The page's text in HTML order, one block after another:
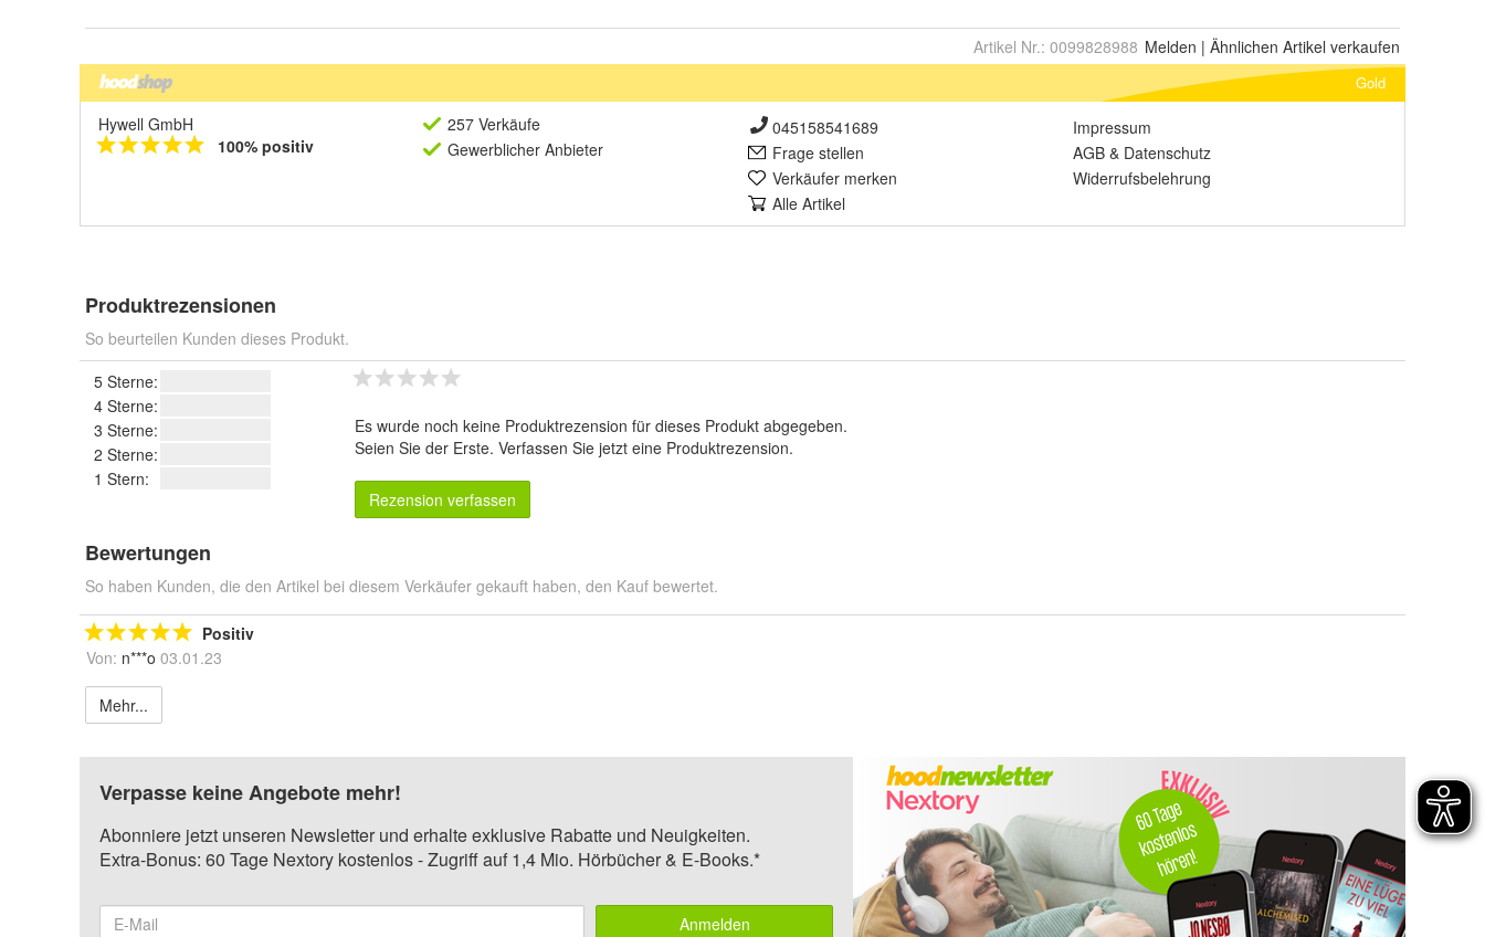
Artikel Nr.: 0099828988 Melden | Ähnlichen Artikel verkaufen
Gold
Hywell GmbH
100% positiv
257 Verkäufe
Gewerblicher Anbieter
045158541689
Frage stellen
Verkäufer merken
Alle Artikel
Impressum
AGB & Datenschutz
Widerrufsbelehrung
Produktrezensionen
So beurteilen Kunden dieses Produkt.
5 Sterne:
4 Sterne:
3 Sterne:
2 Sterne:
1 Stern:
Es wurde noch keine Produktrezension für dieses Produkt abgegeben.
Seien Sie der Erste. Verfassen Sie jetzt eine Produktrezension.
Rezension verfassen
Bewertungen
So haben Kunden, die den Artikel bei diesem Verkäufer gekauft haben, den Kauf bewertet.
Positiv
Von: n***o 03.01.23
Mehr...
Verpasse keine Angebote mehr!
Abonniere jetzt unseren Newsletter und erhalte exklusive Rabatte und Neuigkeiten.
Extra-Bonus: 60 Tage Nextory kostenlos - Zugriff auf 1,4 Mio. Hörbücher & E-Books.*
Anmelden